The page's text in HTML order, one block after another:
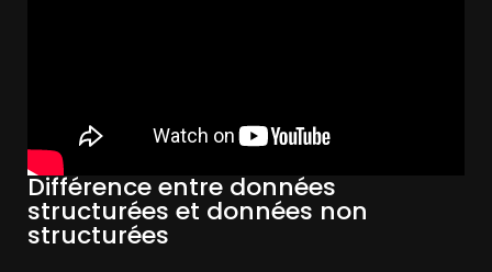
Différence entre données
structurées et données non
structurées